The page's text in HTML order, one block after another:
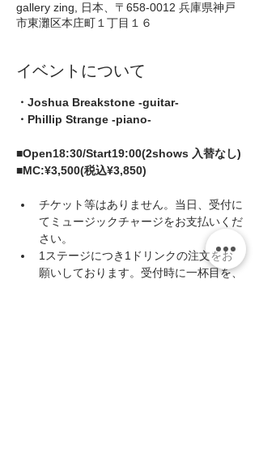
gallery zing, 日本、〒658-0012 兵庫県神戸
市東灘区本庄町１丁目１６
イベントについて
・Joshua Breakstone -guitar-
・Phillip Strange -piano-
■Open18:30/Start19:00(2shows 入替なし)
■MC:¥3,500(税込¥3,850)
チケット等はありません。当日、受付に
てミュージックチャージをお支払いくだ
さい。
1ステージにつき1ドリンクの注文をお
願いしております。受付時に一杯目を、